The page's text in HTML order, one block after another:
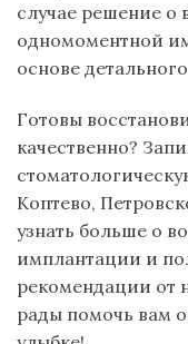
случае решение о
одномоментной
основе
Готовы
качественно?
Коптево,
узнать больше о
имплантации и
рекомендации от
рады помочь вам